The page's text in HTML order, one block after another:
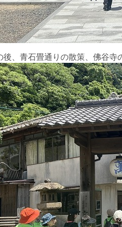
後、青石畳通りの散策、佛谷寺